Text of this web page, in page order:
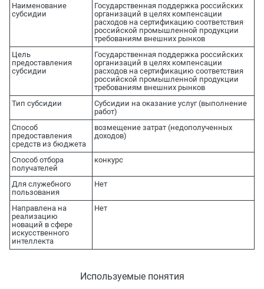
Наименование
субсидии
Государственная поддержка российских
организаций в целях компенсации
расходов на сертификацию соответствия
российской промышленной продукции
требованиям внешних рынков
Цель
предоставления
субсидии
Государственная поддержка российских
организаций в целях компенсации
расходов на сертификацию соответствия
российской промышленной продукции
требованиям внешних рынков
Тип субсидии
Субсидии на оказание услуг (выполнение
работ)
Способ
предоставления
средств из бюджета
возмещение затрат (недополученных
доходов)
Способ отбора
получателей
конкурс
Для служебного
пользования
Нет
Направлена на
реализацию
новаций в сфере
искусственного
интеллекта
Нет
Используемые понятия